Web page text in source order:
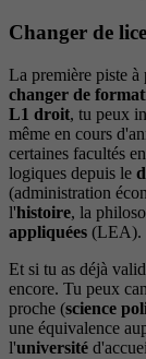
Changer de
La première piste à
changer de
L1 droit, tu peux
même en cours
certaines facultés
logiques depuis le
(administration
l'histoire, la
appliquées (LEA).
Et si tu as déjà
encore. Tu peux
proche (science
une équivalence
l'université